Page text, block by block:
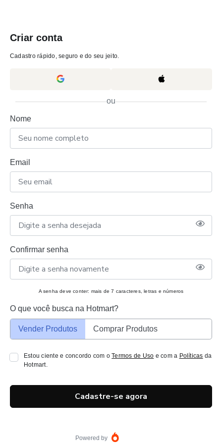
Criar conta
Cadastro rápido, seguro e do seu jeito.
ou
Nome
Email
Senha
Confirmar senha
A senha deve conter: mais de 7 caracteres, letras e números
O que você busca na Hotmart?
Vender Produtos Comprar Produtos
Estou ciente e concordo com oTermos de Uso e com a Políticas da
Hotmart.
Cadastre-se agora
Powered by